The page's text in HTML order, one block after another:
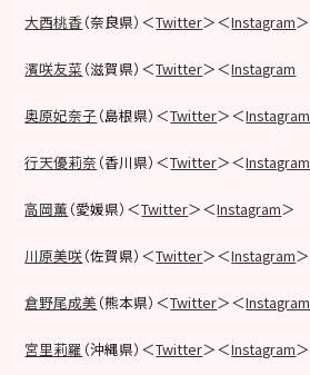
大西桃香 （奈良県）＜Twitter＞＜Instagram＞
濱咲友菜 （滋賀県）＜Twitter＞＜Instagram
奥原妃奈子（島根県）＜Twitter＞＜Instagram
行天優莉奈 （香川県）＜Twitter＞＜Instagram
高岡薫 （愛媛県）＜Twitter＞＜Instagram＞
川原美咲（佐賀県）＜Twitter＞＜Instagram＞
倉野尾成美 （熊本県）＜Twitter＞＜Instagram
宮里莉羅 （沖縄県）＜Twitter＞＜Instagram＞